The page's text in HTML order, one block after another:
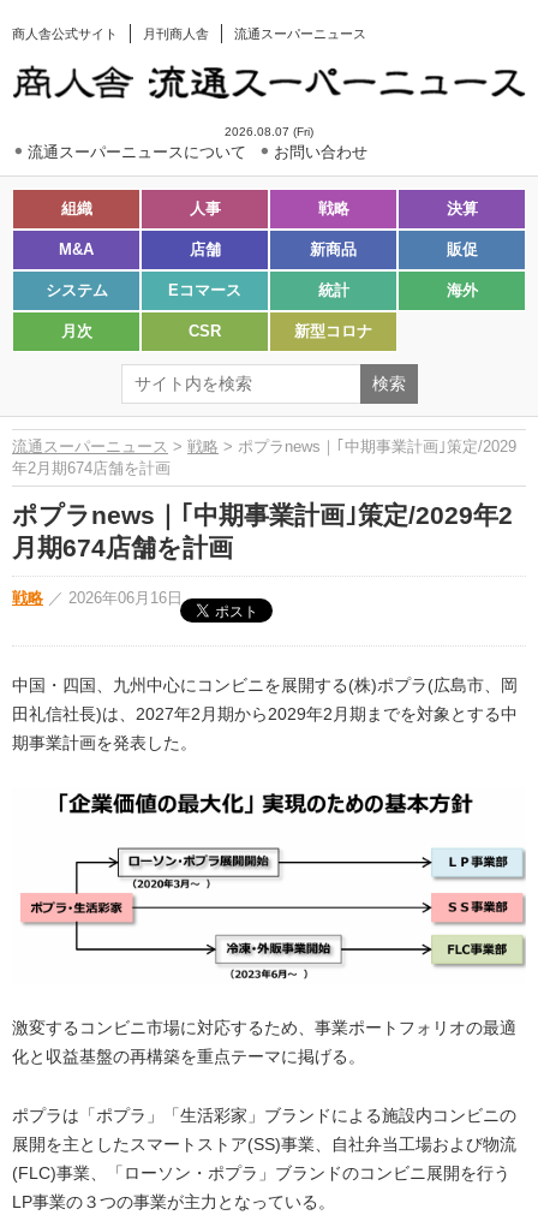
商人舎公式サイト 月刊商人舎 流通スーパーニュース
2026.08.07 (Fri)
流通スーパーニュースについて お問い合わせ
組織 人事 戦略 決算
M&A 店舗 新商品 販促
システム Eコマース 統計 海外
月次 CSR 新型コロナ
流通スーパーニュース > 戦略 > ポプラnews｜｢中期事業計画｣策定/2029
年2月期674店舗を計画
ポプラnews｜｢中期事業計画｣策定/2029年2
月期674店舗を計画
戦略 ／ 2026年06月16日
中国・四国、九州中心にコンビニを展開する(株)ポプラ(広島市、岡
田礼信社長)は、2027年2月期から2029年2月期までを対象とする中
期事業計画を発表した。
激変するコンビニ市場に対応するため、事業ポートフォリオの最適
化と収益基盤の再構築を重点テーマに掲げる。
ポプラは「ポプラ」「生活彩家」ブランドによる施設内コンビニの
展開を主としたスマートストア(SS)事業、自社弁当工場および物流
(FLC)事業、「ローソン・ポプラ」ブランドのコンビニ展開を行う
LP事業の３つの事業が主力となっている。